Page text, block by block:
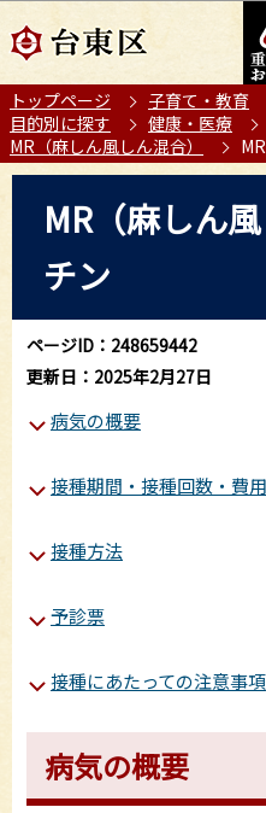
の
ー
ジ
の
このペー
トップページ 子育て・教育
目的別に探す
健康・医療
MR（麻しん風しん混合）
ら
MR（麻しん
チン
ページID：248659442
更新日：2025年2月27日
病気の概要
接種期間・接種回数・費用
接種方法
予診票
接種にあたっての注意事項
病気の概要